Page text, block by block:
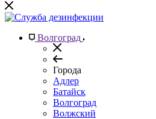
Волгоград
Города
Адлер
Батайск
Волгоград
Волжский